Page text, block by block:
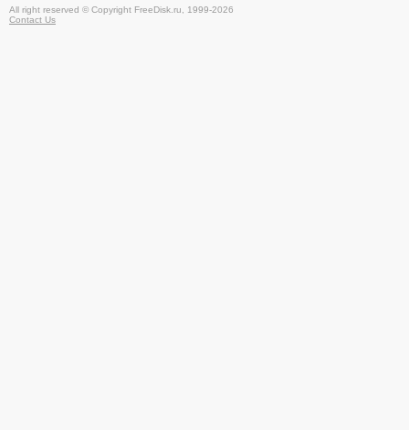
All right reserved © Copyright FreeDisk.ru, 1999-2026
Contact Us